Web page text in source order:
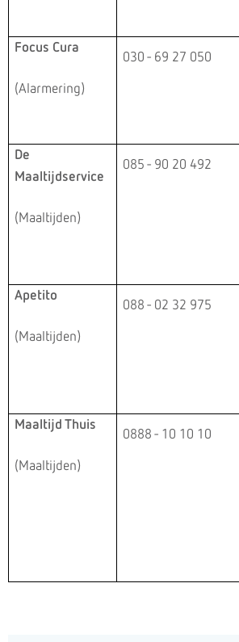
Focus Cura
(Alarmering)
030 - 69 27 050
De
Maaltijdservice
(Maaltijden)
085 - 90 20 492
Apetito
(Maaltijden)
088 - 02 32 975
Maaltijd Thuis
(Maaltijden)
0888 - 10 10 10